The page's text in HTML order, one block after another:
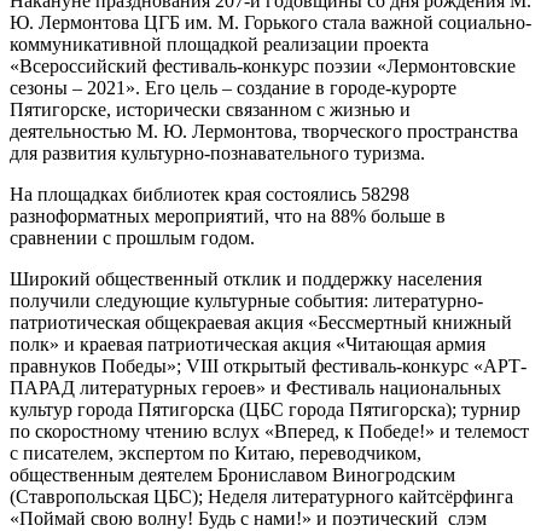
Ю. Лермонтова ЦГБ им. М. Горького стала важной социально-
коммуникативной площадкой реализации проекта
«Всероссийский фестиваль-конкурс поэзии «Лермонтовские
сезоны – 2021». Его цель – создание в городе-курорте
Пятигорске, исторически связанном с жизнью и
деятельностью М. Ю. Лермонтова, творческого пространства
для развития культурно-познавательного туризма.
На площадках библиотек края состоялись 58298
разноформатных мероприятий, что на 88% больше в
сравнении с прошлым годом.
Широкий общественный отклик и поддержку населения
получили следующие культурные события: литературно-
патриотическая общекраевая акция «Бессмертный книжный
полк» и краевая патриотическая акция «Читающая армия
правнуков Победы»; VIII открытый фестиваль-конкурс «АРТ-
ПАРАД литературных героев» и Фестиваль национальных
культур города Пятигорска (ЦБС города Пятигорска); турнир
по скоростному чтению вслух «Вперед, к Победе!» и телемост
с писателем, экспертом по Китаю, переводчиком,
общественным деятелем Брониславом Виногродским
(Ставропольская ЦБС); Неделя литературного кайтсёрфинга
«Поймай свою волну! Будь с нами!» и поэтический слэм